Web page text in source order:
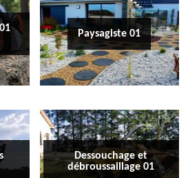
Paysagiste 01
Dessouchage et
débroussaillage 01